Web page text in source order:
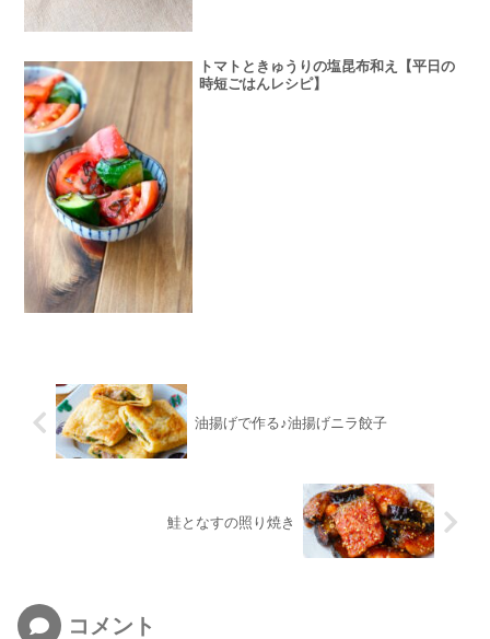
トマトときゅうりの塩昆布和え【平日の
時短ごはんレシピ】
油揚げで作る♪油揚げニラ餃子
鮭となすの照り焼き
コメント